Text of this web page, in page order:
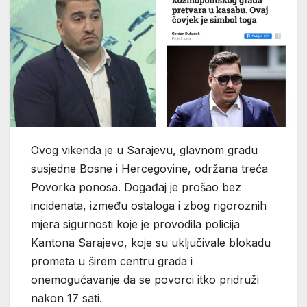
Ovog vikenda je u Sarajevu, glavnom gradu
susjedne Bosne i Hercegovine, održana treća
Povorka ponosa. Događaj je prošao bez
incidenata, između ostaloga i zbog rigoroznih
mjera sigurnosti koje je provodila policija
Kantona Sarajevo, koje su uključivale blokadu
prometa u širem centru grada i
onemogućavanje da se povorci itko pridruži
nakon 17 sati.